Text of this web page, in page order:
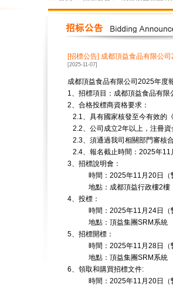
[招標公告] 成都頂益食品有限公
[2025-11-07]
成都頂益食品有限公司2025年度
1、招標項目：成都頂益食品有
2、合格投標商資格要求：
2.1、具有國家核發至今有效的
2.2、公司成立2年以上，注冊
2.3、須通過我司相關部門審核
2.4、報名截止時間：2025年11
3、招標說明會：
時間：2025年11月20日（
地點：成都頂益行政樓2樓
4、投標：
時間：2025年11月24日（
地點：頂益集團SRM系統
5、招標開標：
時間：2025年11月28日（
地點：頂益集團SRM系統
6、領取和購買招標文件:
時間：2025年11月20日（